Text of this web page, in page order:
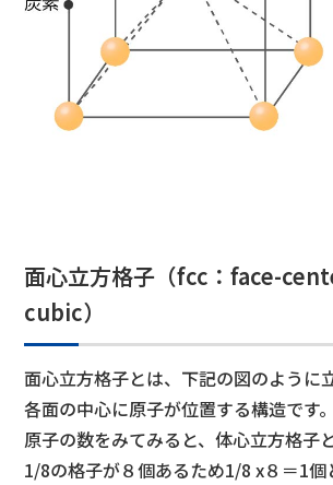
面心立方格子（fcc：face-
cubic）
面心立方格子とは、下記の図のように
各面の中心に原子が位置する構造です。
原子の数をみてみると、体心立方格子
1/8の格子が８個あるため1/8 x８＝1個